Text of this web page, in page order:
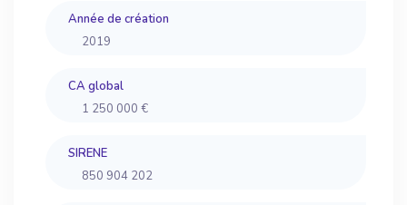
Année de création
2019
CA global
1 250 000 €
SIRENE
850 904 202